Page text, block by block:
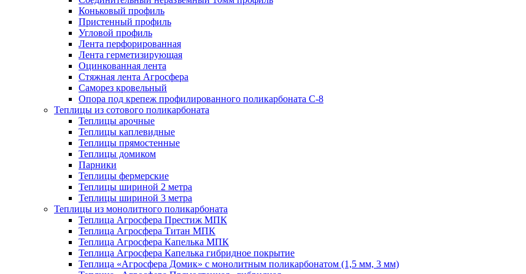
Коньковый профиль
Пристенный профиль
Угловой профиль
Лента перфорированная
Лента герметизирующая
Оцинкованная лента
Стяжная лента Агросфера
Саморез кровельный
Опора под крепеж профилированного поликарбоната С-8
Теплицы из сотового поликарбоната
Теплицы арочные
Теплицы каплевидные
Теплицы прямостенные
Теплицы домиком
Парники
Теплицы фермерские
Теплицы шириной 2 метра
Теплицы шириной 3 метра
Теплицы из монолитного поликарбоната
Теплица Агросфера Престиж МПК
Теплица Агросфера Титан МПК
Теплица Агросфера Капелька МПК
Теплица Агросфера Капелька гибридное покрытие
Теплица «Агросфера Домик» с монолитным поликарбонатом (1,5 мм, 3 мм)